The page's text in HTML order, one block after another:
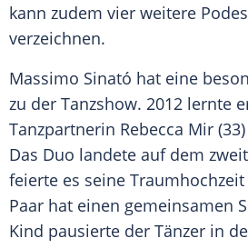
kann zudem vier weitere
verzeichnen.
Massimo Sinató hat eine
zu der Tanzshow. 2012 lernte
Tanzpartnerin Rebecca Mir
Das Duo landete auf dem
feierte es seine Traumhochzeit
Paar hat einen gemeinsamen
Kind pausierte der Tänzer in